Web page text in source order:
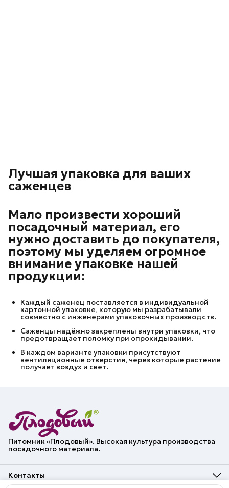
Лучшая упаковка для ваших
саженцев
Мало произвести хороший
посадочный материал, его
нужно доставить до покупателя,
поэтому мы уделяем огромное
внимание упаковке нашей
продукции:
Каждый саженец поставляется в индивидуальной
картонной упаковке, которую мы разрабатывали
совместно с инженерами упаковочных производств.
Саженцы надёжно закреплены внутри упаковки, что
предотвращает поломку при опрокидывании.
В каждом варианте упаковки присутствуют
вентиляционные отверстия, через которые растение
получает воздух и свет.
Питомник «Плодовый». Высокая культура производства
посадочного материала.
Контакты